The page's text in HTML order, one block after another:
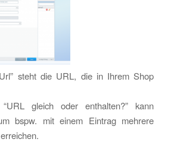
steht die URL, die in Ihrem Shop
gleich oder enthalten?” kann
bspw. mit einem Eintrag mehrere